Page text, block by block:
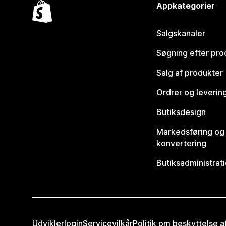
Appkategorier
Salgskanaler
Søgning efter
Salg af produkter
Ordrer og
Butiksdesign
Markedsføring og
konvertering
UdviklerloginServicevilkårPolitik om beskyttelse